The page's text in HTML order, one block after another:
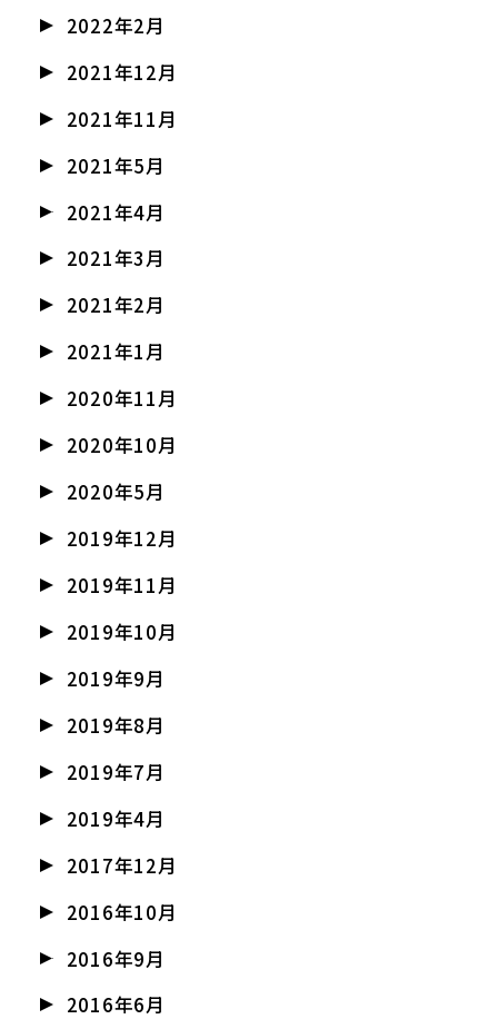
2022年2月
2021年12月
2021年11月
2021年5月
2021年4月
2021年3月
2021年2月
2021年1月
2020年11月
2020年10月
2020年5月
2019年12月
2019年11月
2019年10月
2019年9月
2019年8月
2019年7月
2019年4月
2017年12月
2016年10月
2016年9月
2016年6月